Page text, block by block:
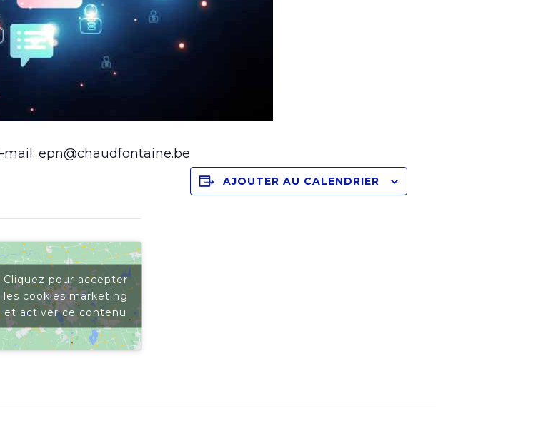
mail: epn@chaudfontaine.be
AJOUTER AU CALENDRIER
Cliquez pour accepter
les cookies marketing
et activer ce contenu